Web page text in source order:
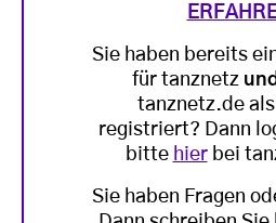
Sie haben bereits
für tanznetz und
tanznetz.de
registriert? Dann
bitte hierbei
Sie haben Fragen